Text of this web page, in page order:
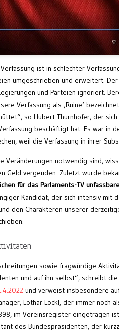
ist in schlechter
umgeschrieben und erweitert.
und Parteien ignoriert.
Verfassung als ‚Ruine‘
so Hubert Thurnhofer, der
beschäftigt hat. Es war in
weil die Verfassung in ihrer
Veränderungen notwendig sind,
Geld vergeuden. Zuletzt wurde
für das Parlaments-TV
Kandidat, der sich intensiv mit
den Charakteren unserer
sowie fragwürdige
und auf ihn selbst“, schreibt
und verweist insbesondere
Lothar Lockl, der immer noch
im Vereinsregister eingetragen
des Bundespräsidenten, der